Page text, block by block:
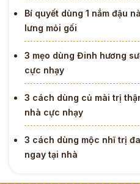
Bí quyết dùng 1 nắm đậu
lưng mỏi gối
3 mẹo dùng Đinh hương
cực nhạy
3 cách dùng củ mài trị
nhà cực nhạy
3 cách dùng mộc nhĩ trị
ngay tại nhà